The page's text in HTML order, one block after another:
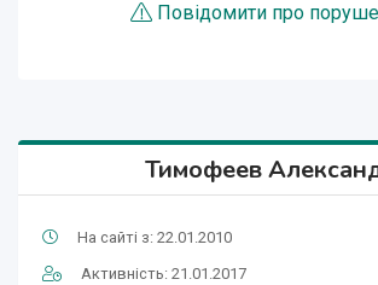
Повідомити про
Тимофеев
На сайті з: 22.01.2010
Активність: 21.01.2017